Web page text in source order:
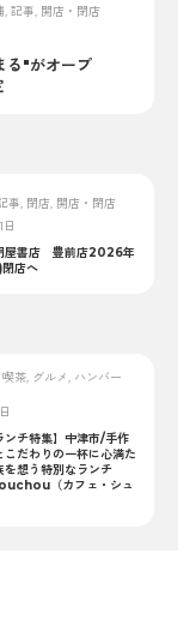
, 記事, 開店・閉店
る"がオープ
事, 閉店, 開店・閉店
屋書店 豊前店2026年
店へ
茶, グルメ, ハンバー
ンチ特集】中津市/手作
こだわりの一杯に心満た
を想う特別なランチ
（カフェ・シュ